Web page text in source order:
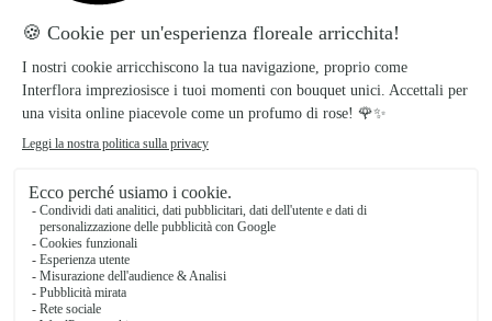
Il tuo fiorista artigiano a ROMA
Trigoria Garden Di M.galtelli si basa sulla sua
partnership con Interflora, rete di trasmissione
floreale di riferimento, per garantirti un servizio di